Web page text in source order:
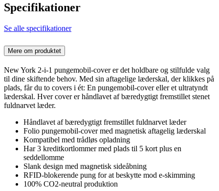
Specifikationer
Se alle specifikationer
Mere om produktet
New York 2-i-1 pungemobil-cover er det holdbare og stilfulde valg
til dine skiftende behov. Med sin aftagelige læderskal, der klikkes på
plads, får du to covers i ét: En pungemobil-cover eller et ultratyndt
læderskal. Hver cover er håndlavet af bæredygtigt fremstillet stenet
fuldnarvet læder.
Håndlavet af bæredygtigt fremstillet fuldnarvet læder
Folio pungemobil-cover med magnetisk aftagelig læderskal
Kompatibel med trådløs opladning
Har 3 kreditkortlommer med plads til 5 kort plus en
seddellomme
Slank design med magnetisk sideåbning
RFID-blokerende pung for at beskytte mod e-skimming
100% CO2-neutral produktion